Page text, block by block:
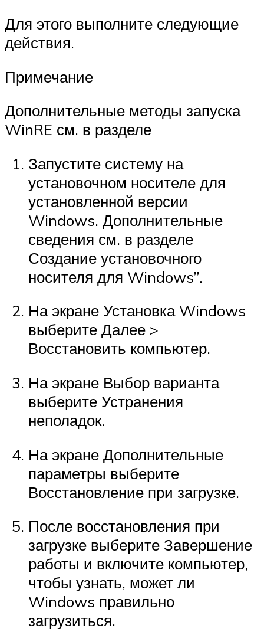
Для этого выполните следующие
действия.
Примечание
Дополнительные методы запуска
WinRE см. в разделе
Запустите систему на
установочном носителе для
установленной версии
Windows. Дополнительные
сведения см. в разделе
Создание установочного
носителя для Windows”.
На экране Установка Windows
выберите Далее >
Восстановить компьютер.
На экране Выбор варианта
выберите Устранения
неполадок.
На экране Дополнительные
параметры выберите
Восстановление при загрузке.
После восстановления при
загрузке выберите Завершение
работы и включите компьютер,
чтобы узнать, может ли
Windows правильно
загрузиться.